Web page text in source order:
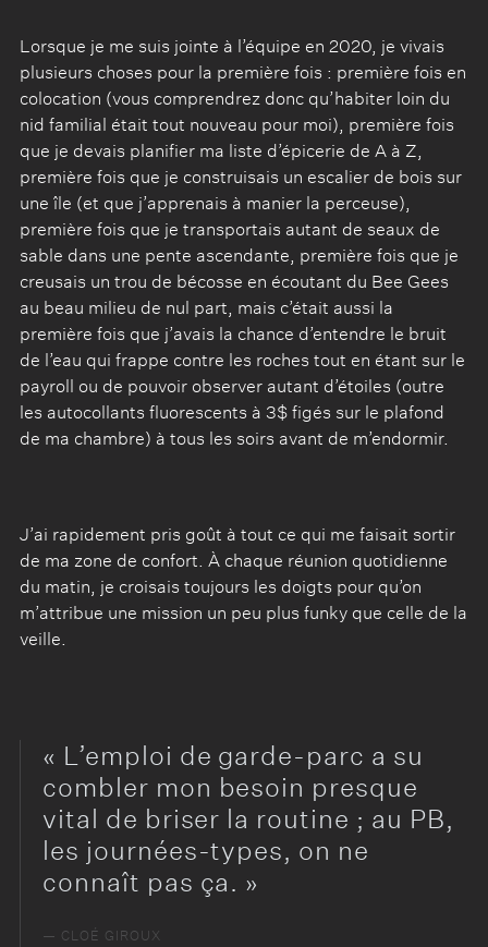
Lorsque je me suis jointe à l’équipe en 2020, je vivais
plusieurs choses pour la première fois : première fois en
colocation (vous comprendrez donc qu’habiter loin du
nid familial était tout nouveau pour moi), première fois
que je devais planifier ma liste d’épicerie de A à Z,
première fois que je construisais un escalier de bois sur
une île (et que j’apprenais à manier la perceuse),
première fois que je transportais autant de seaux de
sable dans une pente ascendante, première fois que je
creusais un trou de bécosse en écoutant du Bee Gees
au beau milieu de nul part, mais c’était aussi la
première fois que j’avais la chance d’entendre le bruit
de l’eau qui frappe contre les roches tout en étant sur le
payroll ou de pouvoir observer autant d’étoiles (outre
les autocollants fluorescents à 3$ figés sur le plafond
de ma chambre) à tous les soirs avant de m’endormir.
J’ai rapidement pris goût à tout ce qui me faisait sortir
de ma zone de confort. À chaque réunion quotidienne
du matin, je croisais toujours les doigts pour qu’on
m’attribue une mission un peu plus funky que celle de la
veille.
L’emploi de garde-parc a su
combler mon besoin presque
vital de briser la routine ; au PB,
les journées-types, on ne
connaît pas ça.
CLOÉ GIROUX